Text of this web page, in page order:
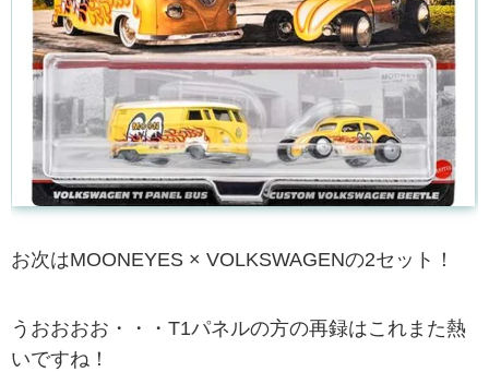
お次はMOONEYES × VOLKSWAGENの2セット！
うおおおお・・・T1パネルの方の再録はこれまた熱
いですね！